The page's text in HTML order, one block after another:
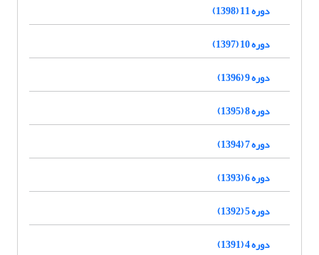
دوره 11 (1398)
دوره 10 (1397)
دوره 9 (1396)
دوره 8 (1395)
دوره 7 (1394)
دوره 6 (1393)
دوره 5 (1392)
دوره 4 (1391)